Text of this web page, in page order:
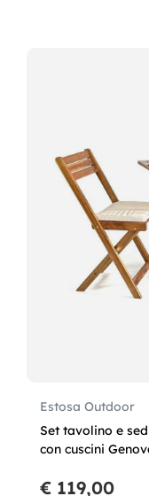
Estosa Outdoor
Set tavolino e
con cuscini
€ 119,00